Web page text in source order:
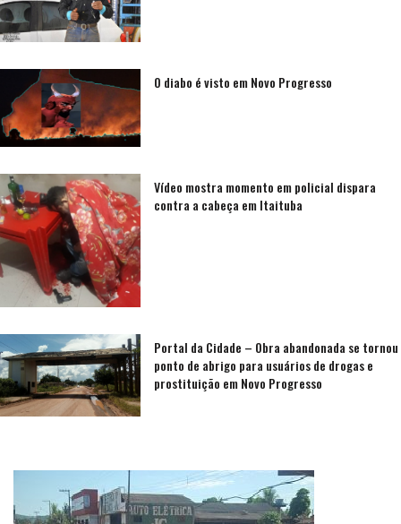
O diabo é visto em Novo Progresso
Vídeo mostra momento em policial dispara
contra a cabeça em Itaituba
Portal da Cidade – Obra abandonada se tornou
ponto de abrigo para usuários de drogas e
prostituição em Novo Progresso